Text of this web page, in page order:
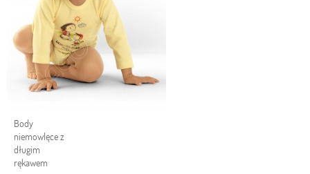
Body
niemowlęce z
długim
rękawem